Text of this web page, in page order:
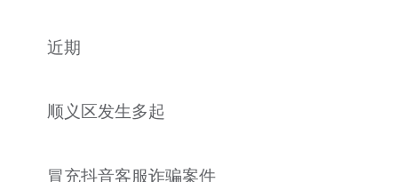
近期
顺义区发生多起
冒充抖音客服诈骗案件